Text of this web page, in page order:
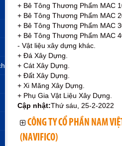
+ Bê Tông Thương Phẩm MAC
+ Bê Tông Thương Phẩm MAC
+ Bê Tông Thương Phẩm MAC
+ Bê Tông Thương Phẩm MAC
- Vật liệu xây dựng khác.
+ Đá Xây Dựng.
+ Cát Xây Dựng.
+ Đất Xây Dựng.
+ Xi Măng Xây Dựng.
+ Phụ Gia Vật Liệu Xây Dựng.
Cập nhật:Thứ sáu, 25-2-2022
CÔNG TY CỔ PHẦN NAM
(NAVIFICO)